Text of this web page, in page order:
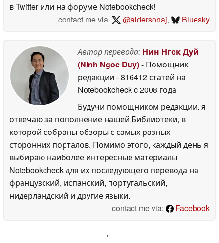
в Twitter или на форуме Notebookcheck!
contact me via:
@aldersonaj, Bluesky
Автор перевода: Нин Нгок Дуй
(Ninh Ngoc Duy)- Помощник
редакции - 816412 статей на
Notebookcheckc 2008 года
Будучи помощником редакции, я
отвечаю за пополнение нашей Библиотеки, в
которой собраны обзоры с самых разных
сторонних порталов. Помимо этого, каждый день я
выбираю наиболее интересные материалы
Notebookcheck для их последующего перевода на
французский, испанский, португальский,
нидерландский и другие языки.
contact me via:
Facebook
'